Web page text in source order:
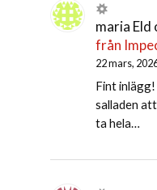
maria Eld
från
22 mars,
Fint
salladen
ta hela…